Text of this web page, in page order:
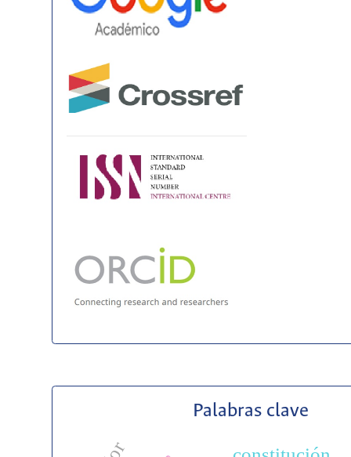
Palabras clave